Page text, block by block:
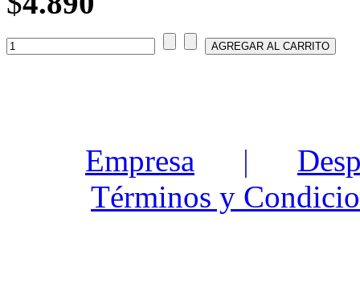
Empresa |
Términos y